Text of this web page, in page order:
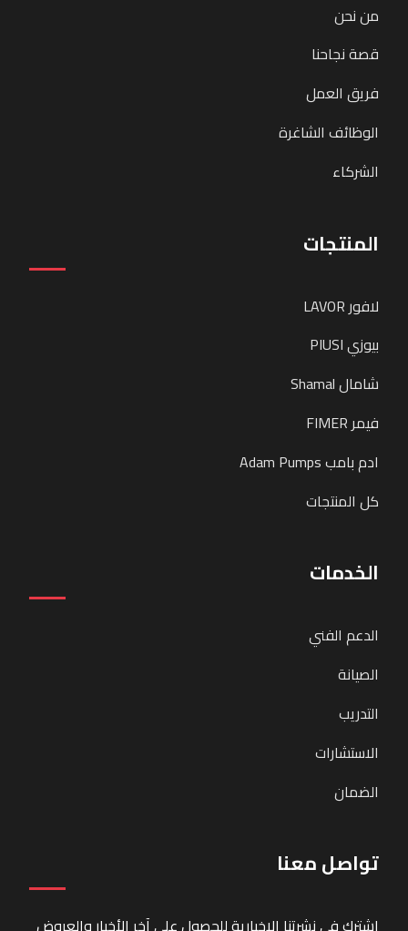
من نحن
قصة نجاحنا
فريق العمل
الوظائف الشاغرة
الشركاء
المنتجات
لافور LAVOR
بيوزي PIUSI
شامال Shamal
فيمر FIMER
ادم بامب Adam Pumps
كل المنتجات
الخدمات
الدعم الفني
الصيانة
التدريب
الاستشارات
الضمان
تواصل معنا